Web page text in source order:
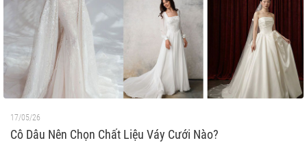
17/05/26
Cô Dâu Nên Chọn Chất Liệu Váy Cưới Nào?